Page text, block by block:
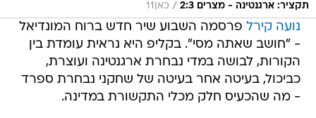
תקציר: ארגנטינה - מצרים 2:3 / כאן11
נועה קירל פרסמה השבוע שיר חדש ברוח המונדיאל
- "חושב שאתה מסי". בקליפ היא נראית עומדת בין
הקורות, לבושה במדי נבחרת ארגנטינה ועוצרת,
כביכול, בעיטה אחר בעיטה של שחקני נבחרת ספרד
- מה שהכעיס חלק מכלי התקשורת במדינה.